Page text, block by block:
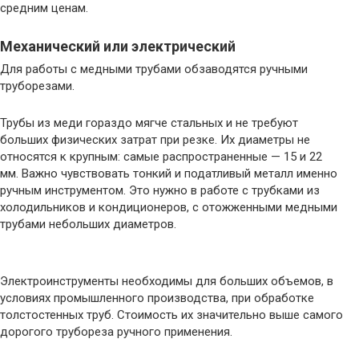
средним ценам.
Механический или электрический
Для работы с медными трубами обзаводятся ручными
труборезами.
Трубы из меди гораздо мягче стальных и не требуют
больших физических затрат при резке. Их диаметры не
относятся к крупным: самые распространенные — 15 и 22
мм. Важно чувствовать тонкий и податливый металл именно
ручным инструментом. Это нужно в работе с трубками из
холодильников и кондиционеров, с отожженными медными
трубами небольших диаметров.
Электроинструменты необходимы для больших объемов, в
условиях промышленного производства, при обработке
толстостенных труб. Стоимость их значительно выше самого
дорогого трубореза ручного применения.